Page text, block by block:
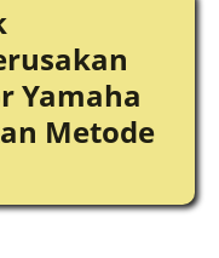
Yamaha
Metode